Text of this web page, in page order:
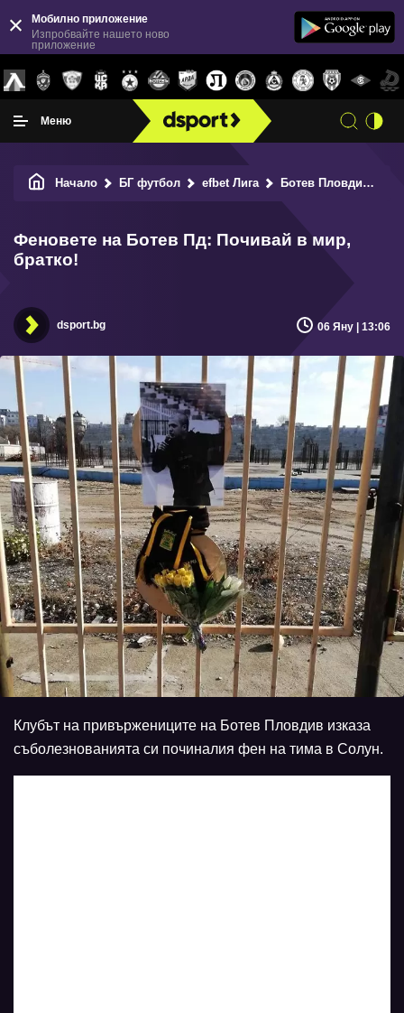
Мобилно приложение
Изпробвайте нашето ново
приложение
Меню
Начало БГ футбол efbet Лига Ботев Пловдив
Феновете на Ботев Пд: Почивай в мир,
братко!
dsport.bg 06 Яну | 13:06
Клубът на привържениците на Ботев Пловдив изказа
съболезнованията си починалия фен на тима в Солун.